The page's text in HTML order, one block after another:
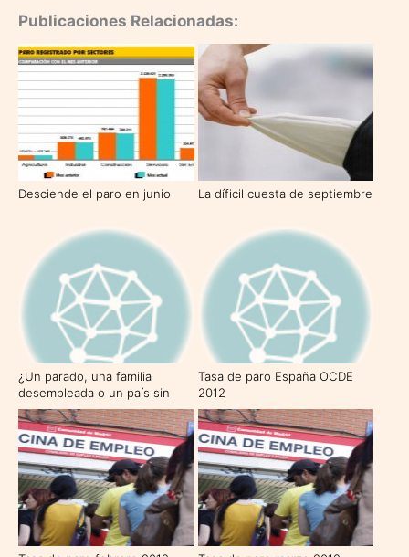
Publicaciones Relacionadas:
Desciende el paro en junio La díficil cuesta de septiembre
¿Un parado, una familia
desempleada o un país sin
empleo?
Tasa de paro España OCDE
2012